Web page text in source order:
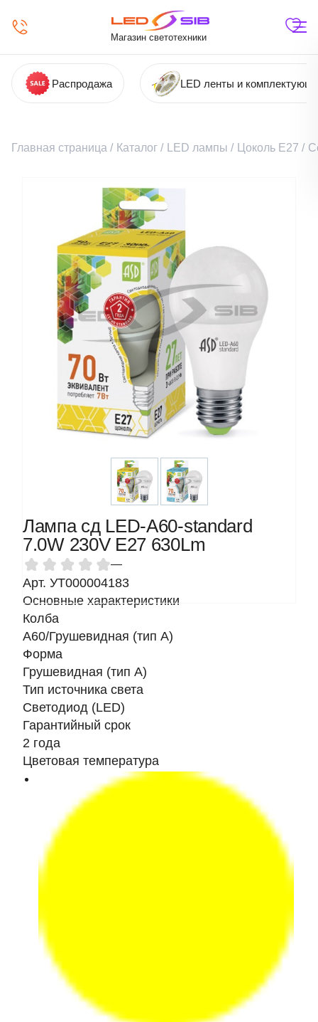
Магазин светотехники
Распродажа LED ленты и
Главная страница / Каталог / LED лампы / Цоколь Е27 /
Лампа сд LED-A60-standard
7.0W 230V Е27 630Lm
—
Арт. УТ000004183
Основные характеристики
Колба
A60/Грушевидная (тип A)
Форма
Грушевидная (тип А)
Тип источника света
Светодиод (LED)
Гарантийный срок
2 года
Цветовая температура